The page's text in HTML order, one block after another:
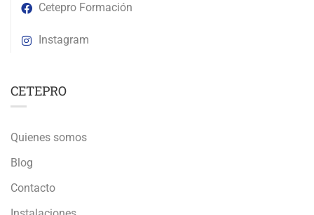
Cetepro Formación
Instagram
CETEPRO
Quienes somos
Blog
Contacto